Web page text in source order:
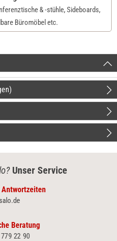
& -stühle, Sideboards,
Büromöbel etc.
Unser Service
Beratung
22 90